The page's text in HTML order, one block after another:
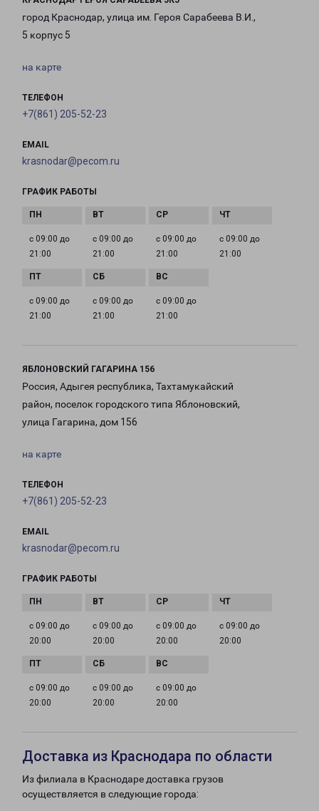
город Краснодар, улица им. Героя Сарабеева В.И.,
5 корпус 5
на карте
ТЕЛЕФОН
+7(861) 205-52-23
EMAIL
krasnodar@pecom.ru
ГРАФИК РАБОТЫ
с 09:00 до
21:00
с 09:00 до
21:00
с 09:00 до
21:00
с 09:00 до
21:00
с 09:00 до
21:00
с 09:00 до
21:00
с 09:00 до
21:00
ЯБЛОНОВСКИЙ ГАГАРИНА 156
Россия, Адыгея республика, Тахтамукайский
район, поселок городского типа Яблоновский,
улица Гагарина, дом 156
на карте
ТЕЛЕФОН
+7(861) 205-52-23
EMAIL
krasnodar@pecom.ru
ГРАФИК РАБОТЫ
с 09:00 до
20:00
с 09:00 до
20:00
с 09:00 до
20:00
с 09:00 до
20:00
с 09:00 до
20:00
с 09:00 до
20:00
с 09:00 до
20:00
Доставка из Краснодара по области
Из филиала в Краснодаре доставка грузов
осуществляется в следующие города: